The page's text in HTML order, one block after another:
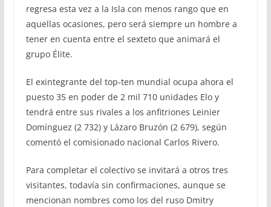
regresa esta vez a la Isla con menos rango que en
aquellas ocasiones, pero será siempre un hombre a
tener en cuenta entre el sexteto que animará el
grupo Élite.
El exintegrante del top-ten mundial ocupa ahora el
puesto 35 en poder de 2 mil 710 unidades Elo y
tendrá entre sus rivales a los anfitriones Leinier
Domínguez (2 732) y Lázaro Bruzón (2 679), según
comentó el comisionado nacional Carlos Rivero.
Para completar el colectivo se invitará a otros tres
visitantes, todavía sin confirmaciones, aunque se
mencionan nombres como los del ruso Dmitry